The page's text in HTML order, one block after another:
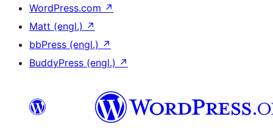
WordPress.com ↗
Matt (engl.) ↗
bbPress (engl.) ↗
BuddyPress (engl.) ↗